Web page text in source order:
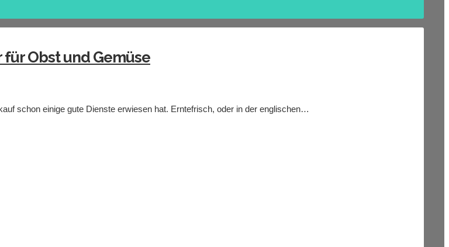
Obst und Gemüse
schon einige gute Dienste erwiesen hat. Erntefrisch, oder in der englischen…